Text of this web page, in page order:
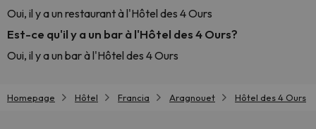
Oui, il y a un restaurant à l'Hôtel des 4 Ours
Est-ce qu'il y a un bar à l'Hôtel des 4 Ours?
Oui, il y a un bar à l'Hôtel des 4 Ours
Homepage Hôtel Francia Aragnouet Hôtel des 4 Ours